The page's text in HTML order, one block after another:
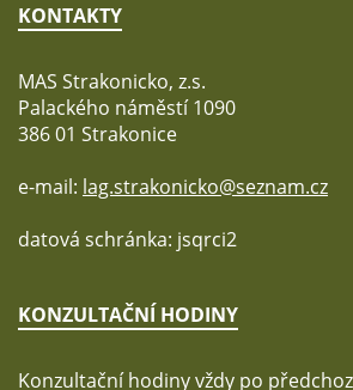
KONTAKTY
MAS Strakonicko, z.s.
Palackého náměstí 1090
386 01 Strakonice
e-mail: lag.strakonicko@seznam.cz
datová schránka: jsqrci2
KONZULTAČNÍ HODINY
Konzultační hodiny vždy po